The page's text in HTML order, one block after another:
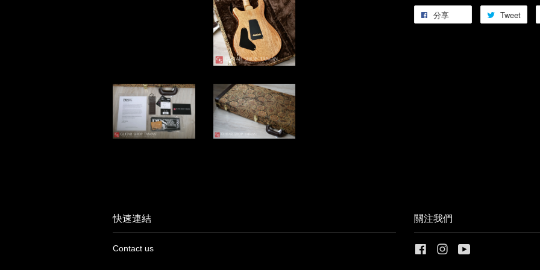
分享 Tweet
快速連結
Contact us
關注我們
FacebookInstagram